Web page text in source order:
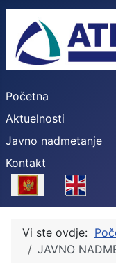
Početna
Aktuelnosti
Javno nadmetanje
Kontakt
Select your language
Vi ste ovdje:
JAVNO